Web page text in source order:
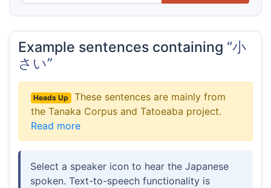
Example sentences containing “小
さい”
Heads Up
These sentences are mainly from
the Tanaka Corpus and Tatoeaba project.
Read more
Select a speaker icon to hear the Japanese
spoken. Text-to-speech functionality is